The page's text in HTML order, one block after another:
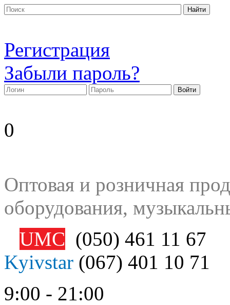
Регистрация
Забыли пароль?
0
Оптовая и розничная
оборудования,
UMC (050) 461 11 67
Kyivstar (067) 401 10 71
9:00 - 21:00